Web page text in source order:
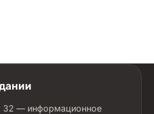
32 — информационное